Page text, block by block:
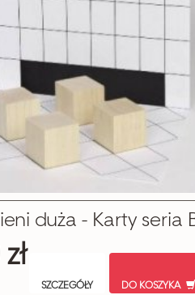
duża - Karty seria
SZCZEGÓŁY DO KOSZYKA